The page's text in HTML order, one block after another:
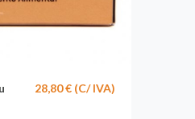
28,80 € (C/ IVA)